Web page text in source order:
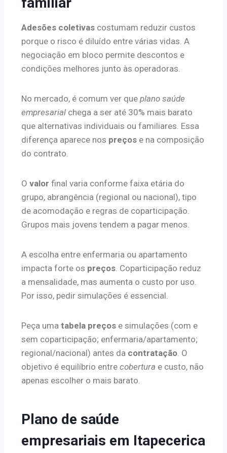
Adesões coletivas costumam reduzir custos
porque o risco é diluído entre várias vidas. A
negociação em bloco permite descontos e
condições melhores junto às operadoras.
No mercado, é comum ver que plano saúde
empresarial chega a ser até 30% mais barato
que alternativas individuais ou familiares. Essa
diferença aparece nos preços e na composição
do contrato.
O valor final varia conforme faixa etária do
grupo, abrangência (regional ou nacional), tipo
de acomodação e regras de coparticipação.
Grupos mais jovens tendem a pagar menos.
A escolha entre enfermaria ou apartamento
impacta forte os preços. Coparticipação reduz
a mensalidade, mas aumenta o custo por uso.
Por isso, pedir simulações é essencial.
Peça uma tabela preços e simulações (com e
sem coparticipação; enfermaria/apartamento;
regional/nacional) antes da contratação. O
objetivo é equilíbrio entre cobertura e custo, não
apenas escolher o mais barato.
Plano de saúde
empresariais em Itapecerica